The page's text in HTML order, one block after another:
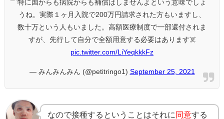
特に国からも病院からも補償はしませんよという意味でしょ
うね。実際１ヶ月入院で200万円請求された方もいますし、
数十万という人もいました。高額医療制度で一部還付されま
すが、先行して自分で全額用意する必要はあります☠️
pic.twitter.com/LiYeqkkkFz
— みんみんみん (@petitringo1) September 25, 2021
なので接種するということはそれに 同意する